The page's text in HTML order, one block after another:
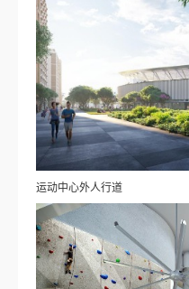
运动中心外人行道